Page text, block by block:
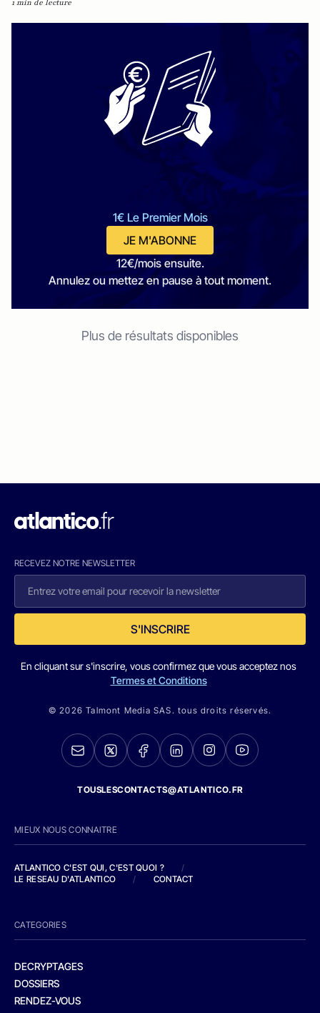
1 min de lecture
1€ Le Premier Mois
JE M'ABONNE
12€/mois ensuite.
Annulez ou mettez en pause à tout moment.
Plus de résultats disponibles
RECEVEZ NOTRE NEWSLETTER
S'INSCRIRE
En cliquant sur s'inscrire, vous confirmez que vous acceptez nos
Termes et Conditions
© 2026 Talmont Media SAS. tous droits réservés.
TOUSLESCONTACTS@ATLANTICO.FR
MIEUX NOUS CONNAITRE
ATLANTICO C'EST QUI, C'EST QUOI ?
/
LE RESEAU D'ATLANTICO
/ CONTACT
CATEGORIES
DECRYPTAGES
DOSSIERS
RENDEZ-VOUS